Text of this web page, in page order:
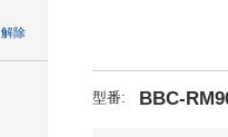
解除
型番: BBC-